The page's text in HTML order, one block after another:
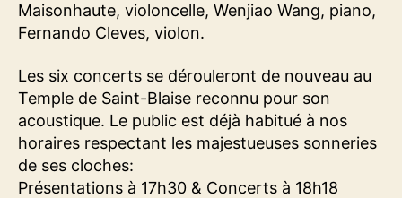
Maisonhaute, violoncelle, Wenjiao Wang, piano,
Fernando Cleves, violon.
Les six concerts se dérouleront de nouveau au
Temple de Saint-Blaise reconnu pour son
acoustique. Le public est déjà habitué à nos
horaires respectant les majestueuses sonneries
de ses cloches:
Présentations à 17h30 & Concerts à 18h18